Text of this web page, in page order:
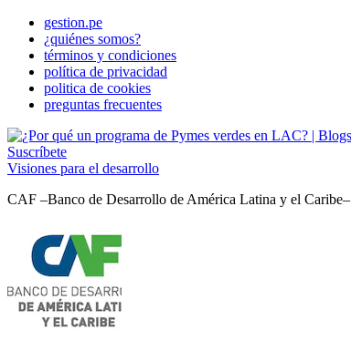
gestion.pe
¿quiénes somos?
términos y condiciones
política de privacidad
politica de cookies
preguntas frecuentes
Suscríbete
Visiones para el desarrollo
CAF –Banco de Desarrollo de América Latina y el Caribe–